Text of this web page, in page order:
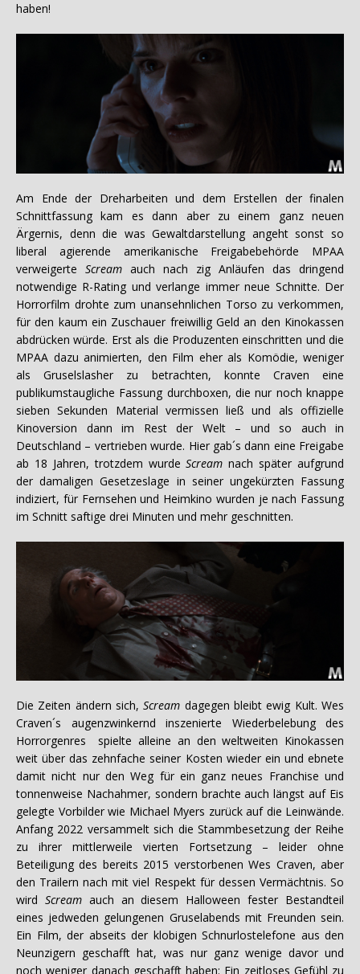
haben!
Am Ende der Dreharbeiten und dem Erstellen der finalen
Schnittfassung kam es dann aber zu einem ganz neuen
Ärgernis, denn die was Gewaltdarstellung angeht sonst so
liberal agierende amerikanische Freigabebehörde MPAA
verweigerte Scream auch nach zig Anläufen das dringend
notwendige R-Rating und verlange immer neue Schnitte. Der
Horrorfilm drohte zum unansehnlichen Torso zu verkommen,
für den kaum ein Zuschauer freiwillig Geld an den Kinokassen
abdrücken würde. Erst als die Produzenten einschritten und die
MPAA dazu animierten, den Film eher als Komödie, weniger
als Gruselslasher zu betrachten, konnte Craven eine
publikumstaugliche Fassung durchboxen, die nur noch knappe
sieben Sekunden Material vermissen ließ und als offizielle
Kinoversion dann im Rest der Welt – und so auch in
Deutschland – vertrieben wurde. Hier gab´s dann eine Freigabe
ab 18 Jahren, trotzdem wurdeScream nach später aufgrund
der damaligen Gesetzeslage in seiner ungekürzten Fassung
indiziert, für Fernsehen und Heimkino wurden je nach Fassung
im Schnitt saftige drei Minuten und mehr geschnitten.
Die Zeiten ändern sich,Scream dagegen bleibt ewig Kult. Wes
Craven´s augenzwinkernd inszenierte Wiederbelebung des
Horrorgenres spielte alleine an den weltweiten Kinokassen
weit über das zehnfache seiner Kosten wieder ein und ebnete
damit nicht nur den Weg für ein ganz neues Franchise und
tonnenweise Nachahmer, sondern brachte auch längst auf Eis
gelegte Vorbilder wie Michael Myers zurück auf die Leinwände.
Anfang 2022 versammelt sich die Stammbesetzung der Reihe
zu ihrer mittlerweile vierten Fortsetzung – leider ohne
Beteiligung des bereits 2015 verstorbenen Wes Craven, aber
den Trailern nach mit viel Respekt für dessen Vermächtnis. So
wird Screamauch an diesem Halloween fester Bestandteil
eines jedweden gelungenen Gruselabends mit Freunden sein.
Ein Film, der abseits der klobigen Schnurlostelefone aus den
Neunzigern geschafft hat, was nur ganz wenige davor und
noch weniger danach geschafft haben: Ein zeitloses Gefühl zu